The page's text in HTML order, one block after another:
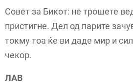
Совет за Бикот: не трошете
пристигне. Дел од парите
токму тоа ќе ви даде мир и
чекор.
ЛАВ